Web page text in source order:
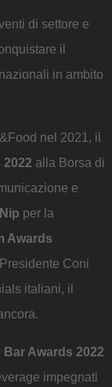
di settore e
il
in ambito
nel 2021, il
alla Borsa di
e
per la
Awards
Coni
italiani, il
Bar Awards 2022
impegnati